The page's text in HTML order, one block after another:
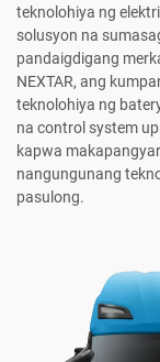
teknolohiya ng
solusyon na
pandaigdigang
NEXTAR, ang
teknolohiya ng
na control system
kapwa
nangungunang
pasulong.